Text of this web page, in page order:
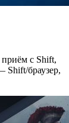
приём с Shift,
Shift/браузер,